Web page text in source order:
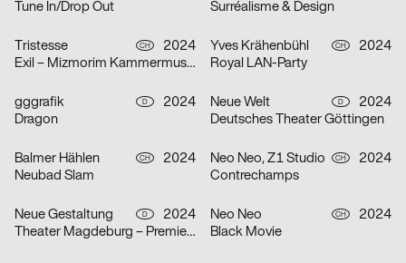
Tune In/Drop Out
Surréalisme & Design
Tristesse CH
2024
Exil – Mizmorim Kammermusik Festival Basel
Yves Krähenbühl CH
2024
Royal LAN-Party
gggrafik D
2024
Dragon
Neue Welt D
2024
Deutsches Theater Göttingen
Balmer Hählen CH
2024
Neubad Slam
Neo Neo, Z1 Studio CH
2024
Contrechamps
Neue Gestaltung D
2024
Theater Magdeburg – Premierenplakate
Neo Neo CH
2024
Black Movie